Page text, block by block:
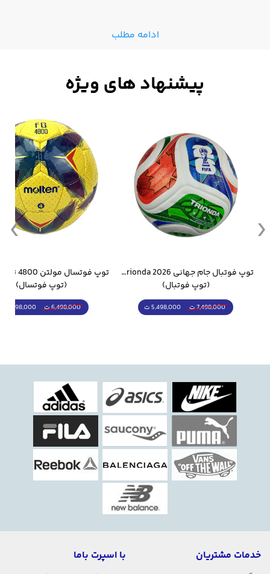
ادامه مطلب
توپ فوتبال جام جهانی 2026 Trionda مشابه اورجینال
(توپ فوتبال)
7,498,000 ت 5,498,000 ت
(توپ فوتسال)
6,498,000 ت 5,298,000 ت
خدمات مشتریان با اسپرت باما